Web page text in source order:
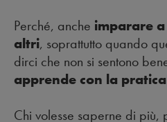
Perché, anche imparare
altri, soprattutto quando
dirci che non si sentono
apprende con la pratica
Chi volesse saperne di più,